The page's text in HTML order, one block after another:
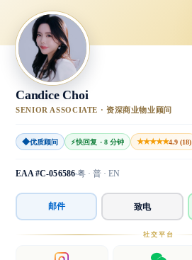
Candice Choi
SENIOR ASSOCIATE · 资深商业物业顾问
◆优质顾问 ⚡快回复 · 8 分钟 ★★★★★4.9 (18)
EAA #C-056586 粤 · 普 · EN
邮件 致电
社交平台